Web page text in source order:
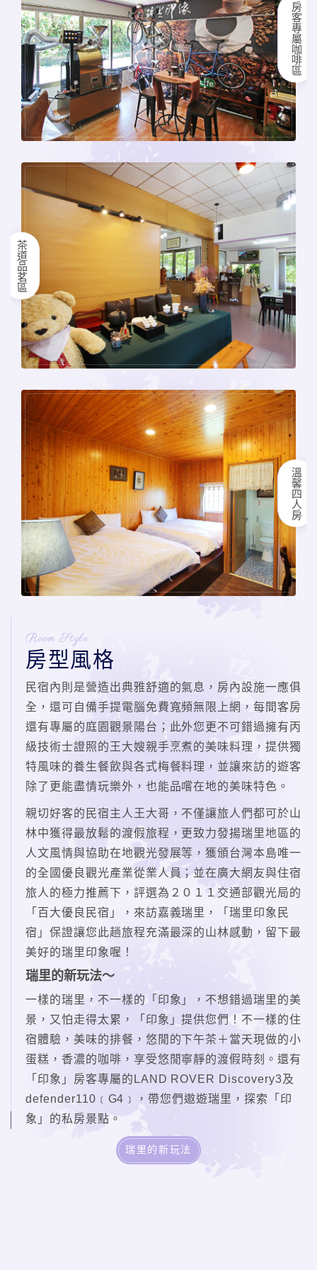
房客專屬咖啡區
茶道品茗區
溫馨四人房
Room Style
房型風格
民宿內則是營造出典雅舒適的氣息，房內設施一應俱
全，還可自備手提電腦免費寬頻無限上網，每間客房
還有專屬的庭園觀景陽台；此外您更不可錯過擁有丙
級技術士證照的王大嫂親手烹煮的美味料理，提供獨
特風味的養生餐飲與各式梅餐料理，並讓來訪的遊客
除了更能盡情玩樂外，也能品嚐在地的美味特色。
親切好客的民宿主人王大哥，不僅讓旅人們都可於山
林中獲得最放鬆的渡假旅程，更致力發揚瑞里地區的
人文風情與協助在地觀光發展等，獲頒台灣本島唯一
的全國優良觀光產業從業人員；並在廣大網友與住宿
旅人的極力推薦下，評選為２０１１交通部觀光局的
「百大優良民宿」，來訪嘉義瑞里，「瑞里印象民
宿」保證讓您此趟旅程充滿最深的山林感動，留下最
美好的瑞里印象喔！
瑞里的新玩法～
一樣的瑞里，不一樣的「印象」，不想錯過瑞里的美
景，又怕走得太累，「印象」提供您們！不一樣的住
宿體驗，美味的排餐，悠閒的下午茶＋當天現做的小
蛋糕，香濃的咖啡，享受悠閒寧靜的渡假時刻。還有
「印象」房客專屬的LAND ROVER Discovery3及
defender110﹝G4﹞，帶您們遨遊瑞里，探索「印
象」的私房景點。
瑞里的新玩法